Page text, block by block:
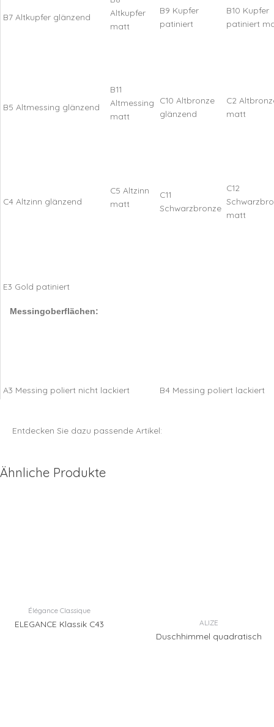
B7 Altkupfer glänzend
Altkupfer
matt
B9 Kupfer
patiniert
B10 Kupfer
patiniert
B5 Altmessing glänzend
B11
Altmessing
matt
C10 Altbronze
glänzend
C2
matt
C4 Altzinn glänzend
C5 Altzinn
matt
C11
Schwarzbronze
C12
matt
E3 Gold patiniert
Messingoberflächen:
A3 Messing poliert nicht lackiert B4 Messing poliert lackiert
Entdecken Sie dazu passende Artikel:
Ähnliche Produkte
Élégance Classique
ELEGANCE Klassik C43 ALIZE
Duschhimmel quadratisch